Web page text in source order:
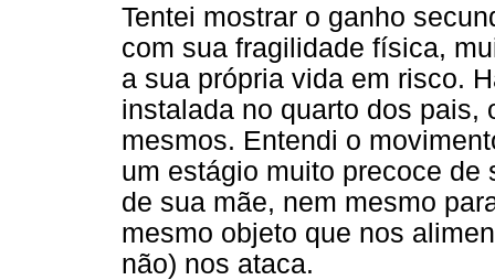
Tentei mostrar o ganho
com sua fragilidade física,
a sua própria vida em risco.
instalada no quarto dos pais,
mesmos. Entendi o
um estágio muito precoce
de sua mãe, nem mesmo
mesmo objeto que nos
não) nos ataca.